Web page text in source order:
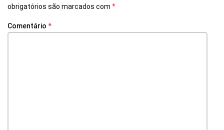
obrigatórios são marcados com *
Comentário *